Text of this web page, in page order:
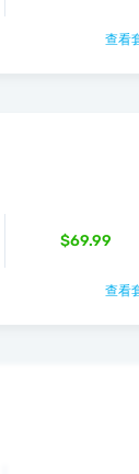
查看
$69.99
查看